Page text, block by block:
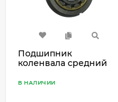
Подшипник
коленвала средний
В НАЛИЧИИ